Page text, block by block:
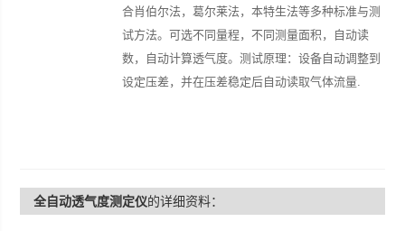
合肖伯尔法，葛尔莱法，本特生法等多种标准与测
试方法。可选不同量程，不同测量面积，自动读
数，自动计算透气度。测试原理：设备自动调整到
设定压差，并在压差稳定后自动读取气体流量.
全自动透气度测定仪的详细资料：